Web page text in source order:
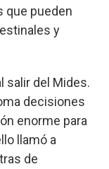
que pueden
y
salir del Mides.
decisiones
enorme para
llamó a
de